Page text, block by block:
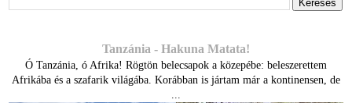
Tanzánia - Hakuna Matata!
Ó Tanzánia, ó Afrika! Rögtön belecsapok a közepébe: beleszerettem
Afrikába és a szafarik világába. Korábban is jártam már a kontinensen, de
...